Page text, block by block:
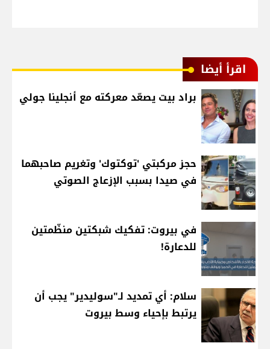
اقرأ أيضا
براد بيت يصعّد معركته مع أنجلينا جولي
حجز مركبتي 'توكتوك' وتغريم صاحبهما
في صيدا بسبب الإزعاج الصوتي
في بيروت: تفكيك شبكتين منظّمتين
للدعارة!
سلام: أي تمديد لـ"سوليدير" يجب أن
يرتبط بإحياء وسط بيروت